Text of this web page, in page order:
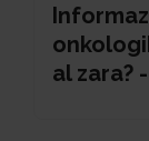
al zara?